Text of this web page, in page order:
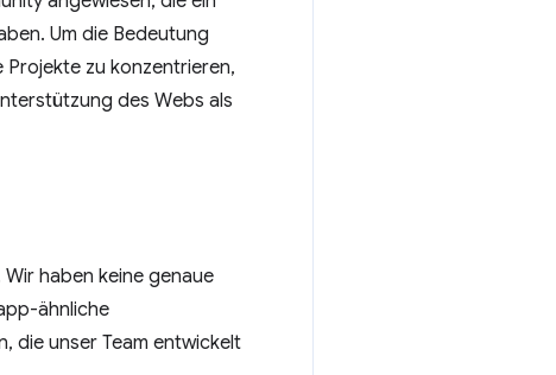
Um die Bedeutung
zu konzentrieren,
des Webs als
haben keine genaue
ähnliche
die unser Team entwickelt